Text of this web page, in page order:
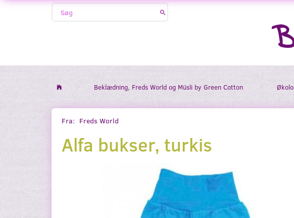
Beklædning, Freds World og Müsli by Green Cotton
Fra: Freds World
Alfa bukser, turkis